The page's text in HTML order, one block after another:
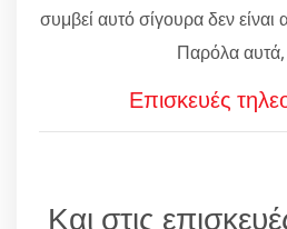
συμβεί αυτό σίγουρα δεν είναι
Παρόλα
Επισκευές
Και στις